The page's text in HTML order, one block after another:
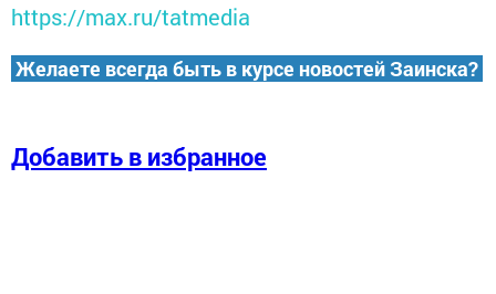
https://max.ru/tatmedia
Желаете всегда быть в курсе новостей Заинска?
Добавить в избранное